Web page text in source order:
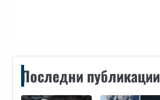
Последни публикации